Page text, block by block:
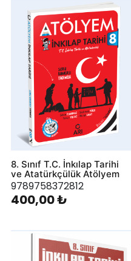
8. Sınıf T.C. İnkılap Tarihi
ve Atatürkçülük Atölyem
9789758372812
400,00 ₺